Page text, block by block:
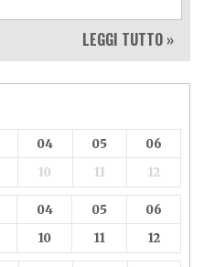
LEGGI TUTTO »
04 05
06
10 11 12
04 05
06
10 11 12